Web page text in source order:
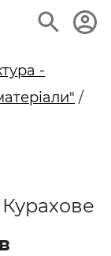
-
/
Курахове